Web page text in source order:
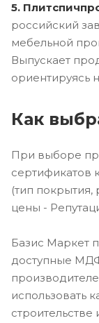
5.
российский
мебельной
Выпускает
ориентируясь
Как
При выборе
сертификатов
(тип покрытия,
цены -
Базис Маркет
доступные
использовать